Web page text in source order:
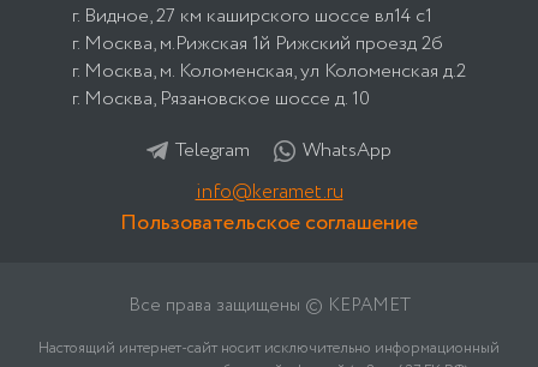
г. Видное, 27 км каширского шоссе вл14 с1
г. Москва, м.Рижская 1й Рижский проезд 2б
г. Москва, м. Коломенская, ул Коломенская д.2
г. Москва, Рязановское шоссе д. 10
Telegram
WhatsApp
info@keramet.ru
Пользовательское соглашение
Все права защищены © КЕРАМЕТ
Настоящий интернет-сайт носит исключительно информационный